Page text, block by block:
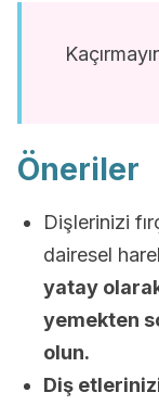
Öneriler
Dişlerinizi
dairesel
yatay
yemekten
olun.
Diş